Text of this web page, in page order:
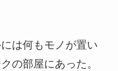
は何もモノが置い
の部屋にあった。